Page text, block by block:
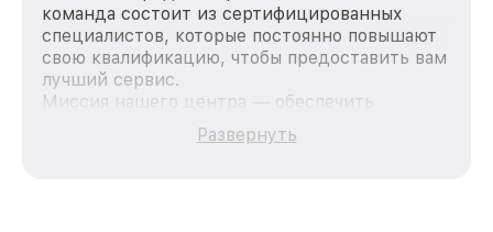
команда состоит из сертифицированных
специалистов, которые постоянно повышают
свою квалификацию, чтобы предоставить вам
лучший сервис.
Миссия нашего центра — обеспечить
качественный и доступный ремонт для
каждого пользователя продукции Philips, вне
Развернуть